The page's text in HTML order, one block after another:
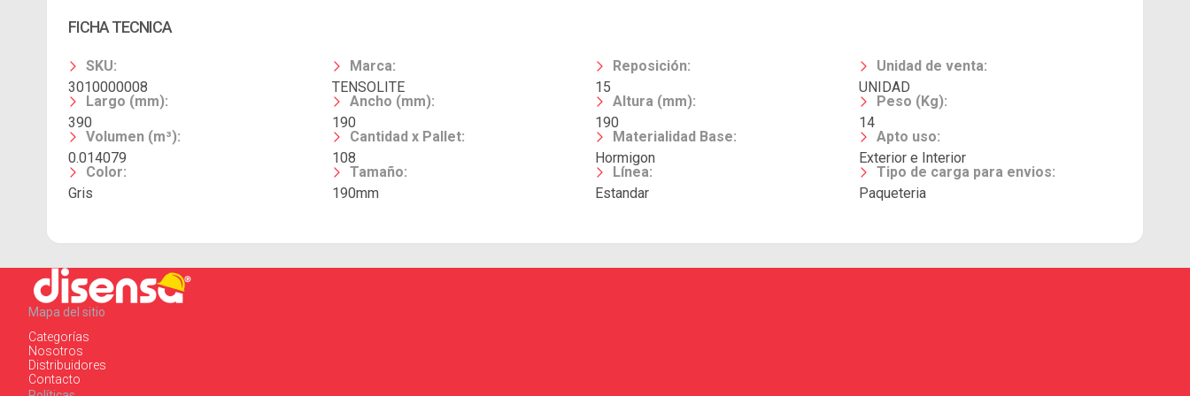
FICHA TECNICA
SKU:
3010000008
Marca:
TENSOLITE
Reposición:
15
Unidad de venta:
UNIDAD
Largo (mm):
390
Ancho (mm):
190
Altura (mm):
190
Peso (Kg):
14
Volumen (m³):
0.014079
Cantidad x Pallet:
108
Materialidad Base:
Hormigon
Apto uso:
Exterior e Interior
Color:
Gris
Tamaño:
190mm
Línea:
Estandar
Tipo de carga para envios:
Paqueteria
Mapa del sitio
Categorías
Nosotros
Distribuidores
Contacto